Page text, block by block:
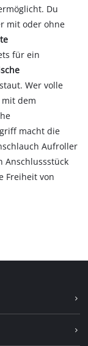
Du
mit oder ohne
für ein
Wer volle
dem
macht die
Aufroller
Anschlussstück
Freiheit von